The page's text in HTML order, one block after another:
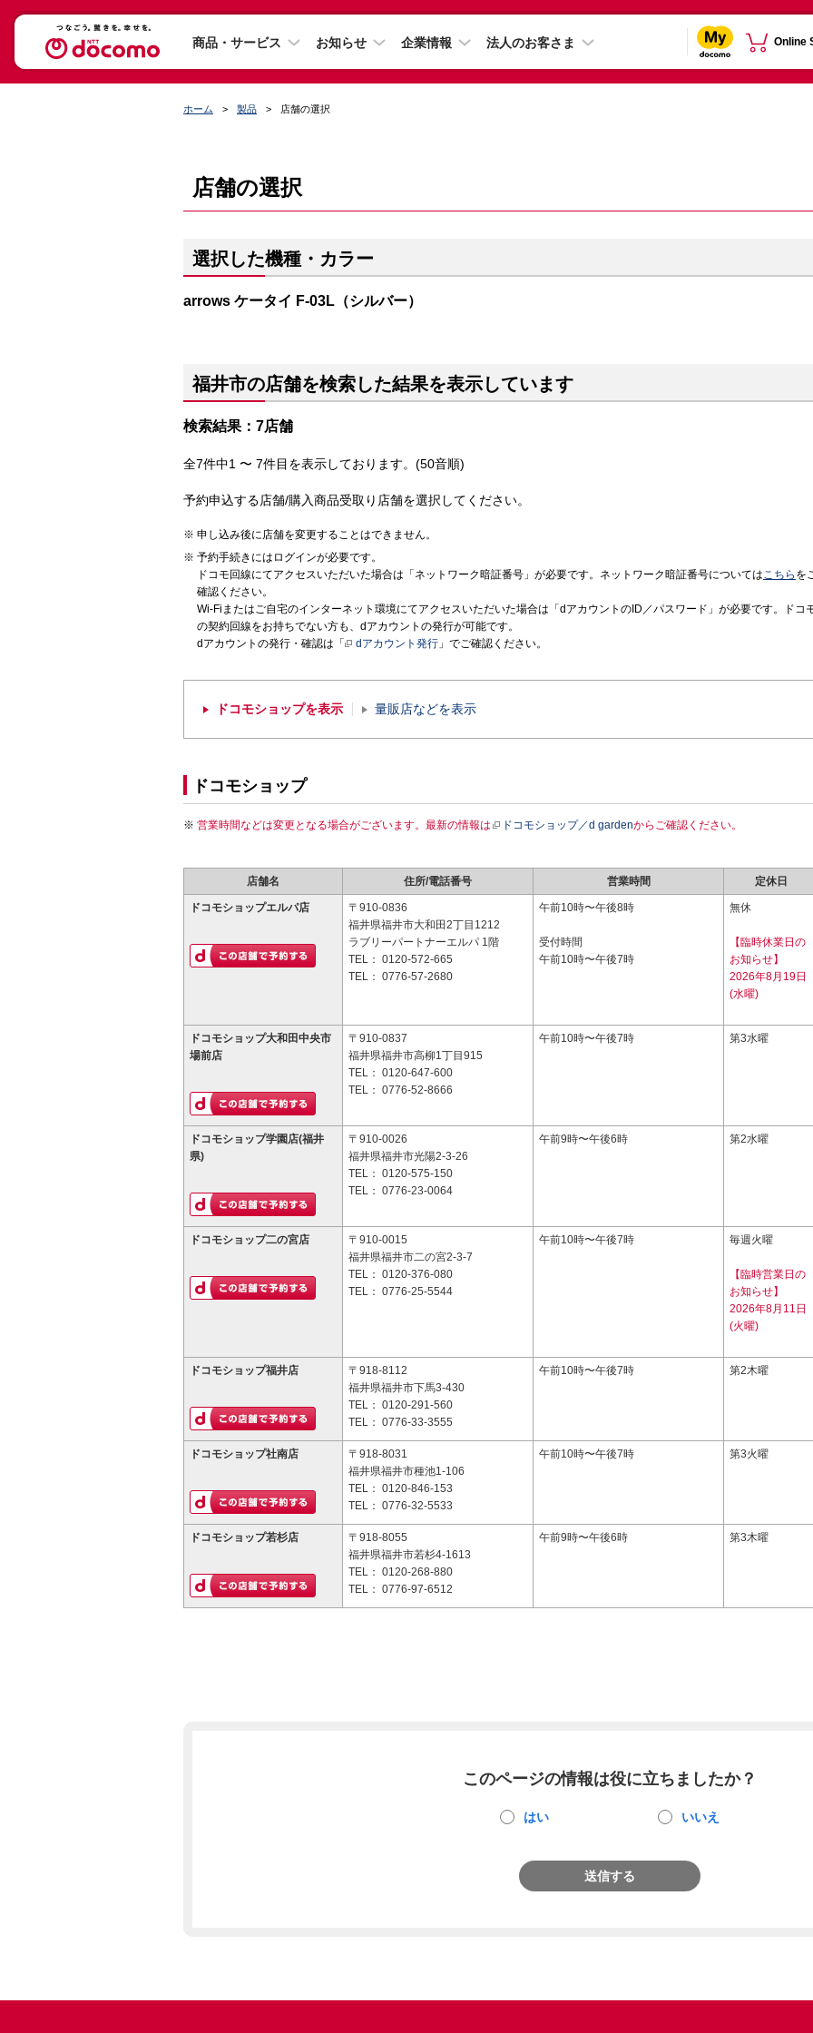
商品・サービス お知らせ 企業情報 法人のお客さま Online
ホーム 製品 店舗の選択
店舗の選択
選択した機種・カラー
arrows ケータイ F-03L（シルバー）
福井市の店舗を検索した結果を表示しています
検索結果：7店舗
全7件中1 〜 7件目を表示しております。(50音順)
予約申込する店舗/購入商品受取り店舗を選択してください。
申し込み後に店舗を変更することはできません。
予約手続きにはログインが必要です。
ドコモ回線にてアクセスいただいた場合は「ネットワーク暗証番号」が必要です。ネットワーク暗証番号についてはこちら を
確認ください。
Wi-Fiまたはご自宅のインターネット環境にてアクセスいただいた場合は「dアカウントのID／パスワード」が必要です。ドコ
の契約回線をお持ちでない方も、dアカウントの発行が可能です。
dアカウントの発行・確認は「
dアカウント発行 」でご確認ください。
ドコモショップを表示 量販店などを表示
ドコモショップ
営業時間などは変更となる場合がございます。最新の情報は ドコモショップ／d gardenからご確認ください。
店舗名 住所/電話番号 営業時間 定休日
ドコモショップエルパ店
〒910-0836
福井県福井市大和田2丁目1212
ラブリーパートナーエルパ 1階
TEL： 0120-572-665
TEL： 0776-57-2680
午前10時〜午後8時
受付時間
午前10時〜午後7時
無休
【臨時休業日の
お知らせ】
2026年8月19日
(水曜)
ドコモショップ大和田中央市
場前店
〒910-0837
福井県福井市高柳1丁目915
TEL： 0120-647-600
TEL： 0776-52-8666
午前10時〜午後7時 第3水曜
ドコモショップ学園店(福井
県)
〒910-0026
福井県福井市光陽2-3-26
TEL： 0120-575-150
TEL： 0776-23-0064
午前9時〜午後6時 第2水曜
ドコモショップ二の宮店
〒910-0015
福井県福井市二の宮2-3-7
TEL： 0120-376-080
TEL： 0776-25-5544
午前10時〜午後7時 毎週火曜
【臨時営業日の
お知らせ】
2026年8月11日
(火曜)
ドコモショップ福井店
〒918-8112
福井県福井市下馬3-430
TEL： 0120-291-560
TEL： 0776-33-3555
午前10時〜午後7時 第2木曜
ドコモショップ社南店
〒918-8031
福井県福井市種池1-106
TEL： 0120-846-153
TEL： 0776-32-5533
午前10時〜午後7時 第3火曜
ドコモショップ若杉店
〒918-8055
福井県福井市若杉4-1613
TEL： 0120-268-880
TEL： 0776-97-6512
午前9時〜午後6時 第3木曜
このページの情報は役に立ちましたか？
はい いいえ
送信する